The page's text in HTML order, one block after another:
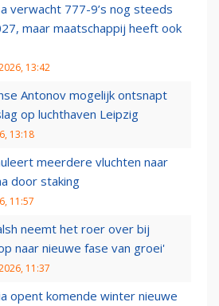
verwacht 777-9’s nog steeds
maar maatschappij heeft ook
13:42
Antonov mogelijk ontsnapt
op luchthaven Leipzig
13:18
meerdere vluchten naar
door staking
11:57
neemt het roer over bij
naar nieuwe fase van groei'
11:37
opent komende winter nieuwe